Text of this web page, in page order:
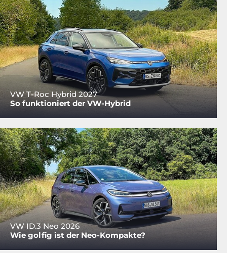
VW T-Roc Hybrid 2027
So funktioniert der VW-Hybrid
VW ID.3 Neo 2026
Wie golfig ist der Neo-Kompakte?